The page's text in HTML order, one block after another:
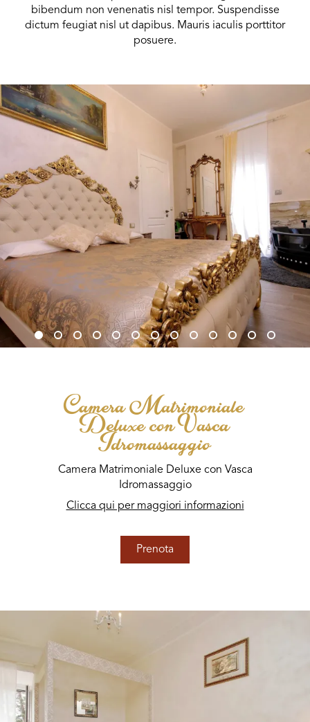
bibendum non venenatis nisl tempor. Suspendisse
dictum feugiat nisl ut dapibus. Mauris iaculis porttitor
posuere.
Camera Matrimoniale
Deluxe con Vasca
Idromassaggio
Camera Matrimoniale Deluxe con Vasca
Idromassaggio
Clicca qui per maggiori informazioni
Prenota